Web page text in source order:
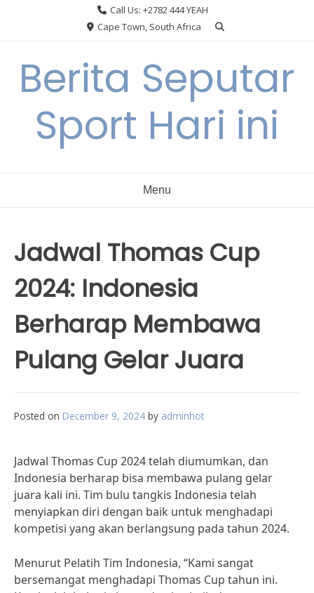
Call Us: +2782 444 YEAH
Cape Town, South Africa
Berita Seputar
Sport Hari ini
Menu
Jadwal Thomas Cup
2024: Indonesia
Berharap Membawa
Pulang Gelar Juara
Posted on December 9, 2024 by adminhot
Jadwal Thomas Cup 2024 telah diumumkan, dan
Indonesia berharap bisa membawa pulang gelar
juara kali ini. Tim bulu tangkis Indonesia telah
menyiapkan diri dengan baik untuk menghadapi
kompetisi yang akan berlangsung pada tahun 2024.
Menurut Pelatih Tim Indonesia, “Kami sangat
bersemangat menghadapi Thomas Cup tahun ini.